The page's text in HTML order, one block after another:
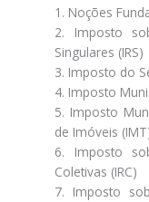
1. Noções
2. Imposto
Singulares (IRS)
3. Imposto do
4. Imposto
5. Imposto
de Imóveis
6. Imposto
Coletivas (IRC)
7. Imposto